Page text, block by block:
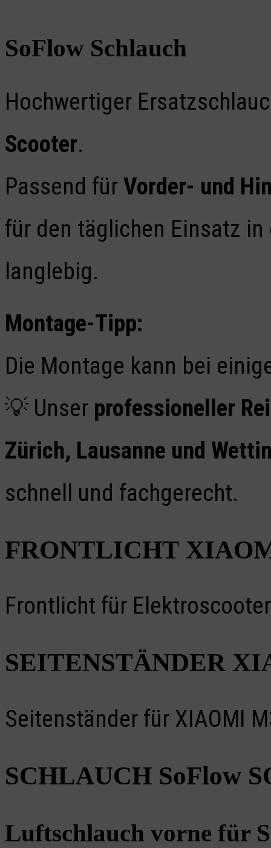
SoFlow Schlauch
Hochwertiger
Scooter.
Passend fürVorder- und
für den täglichen Einsatz
langlebig.
Montage-Tipp:
Die Montage kann bei
💡 Unser professioneller
Zürich, Lausanne und
schnell und fachgerecht.
FRONTLICHT
Frontlicht für
SEITENSTÄNDER
Seitenständer für XIAOMI
SCHLAUCH SoFlow
Luftschlauch vorne für